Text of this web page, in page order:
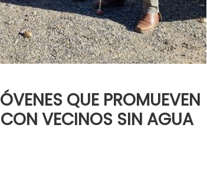
QUE PROMUEVEN
VECINOS SIN AGUA